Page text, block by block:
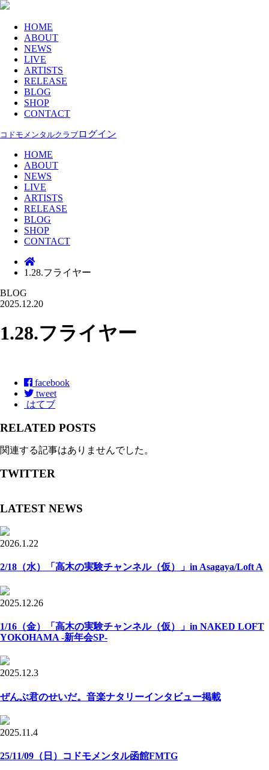
HOME
ABOUT
NEWS
LIVE
ARTISTS
RELEASE
BLOG
SHOP
CONTACT
コドモメンタルクラブ ログイン
HOME
ABOUT
NEWS
LIVE
ARTISTS
RELEASE
BLOG
SHOP
CONTACT
1.28.フライヤー
BLOG
2025.12.20
1.28.フライヤー
facebook
tweet
はてブ
RELATED POSTS
関連する記事はありませんでした。
TWITTER
LATEST NEWS
2026.1.22
2/18（水）「高木の実験チャンネル（仮）」in Asagaya/Loft A
2025.12.26
1/16（金）「高木の実験チャンネル（仮）」in NAKED LOFT
YOKOHAMA -新年会SP-
2025.12.3
ぜんぶ君のせいだ。音楽ナタリーインタビュー掲載
2025.11.4
25/11/09（日）コドモメンタル函館FMTG